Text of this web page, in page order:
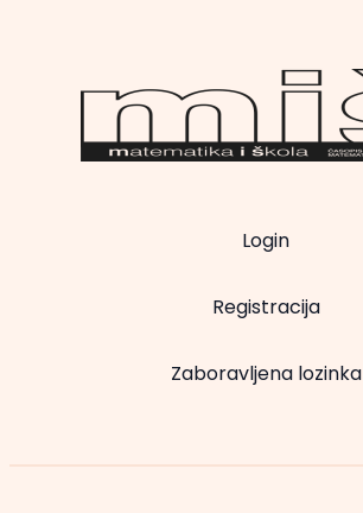
Login
Registracija
Zaboravljena lozinka